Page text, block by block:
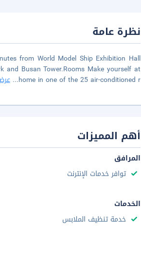
نظرة عامة
from World Model Ship Exhibition Hall
Busan Tower.Rooms Make yourself at
home in one of the 25 air-conditioned r
...
أهم المميزات
المرافق
توافر خدمات الإنترنت
الخدمات
خدمة تنظيف الملابس